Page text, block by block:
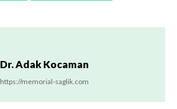
Dr. Adak Kocaman
https://memorial-saglik.com